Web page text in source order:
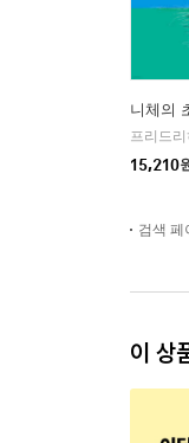
니체의
15,210
검색 페
이 상